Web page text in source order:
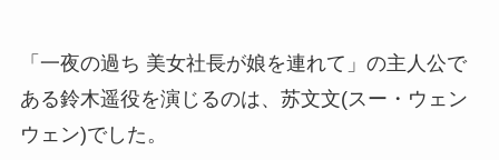
「一夜の過ち 美女社長が娘を連れて」の主人公で
ある鈴木遥役を演じるのは、苏文文(スー・ウェン
ウェン)でした。